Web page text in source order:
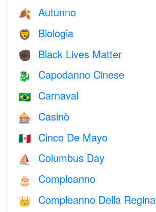
🍂 Autunno
🦁 Biologia
✊🏿 Black Lives Matter
🐉 Capodanno Cinese
🇧🇷 Carnaval
🎰 Casinò
🇲🇽 Cinco De Mayo
⛵️ Columbus Day
🎂 Compleanno
👑 Compleanno Della Regina